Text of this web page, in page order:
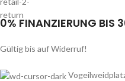
0% FINANZIERUNG BIS
Gültig bis auf Widerruf!